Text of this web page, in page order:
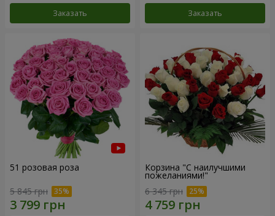
Заказать Заказать
51 розовая роза
5 845 грн
Корзина "С наилучшими
пожеланиями!"
6 345 грн